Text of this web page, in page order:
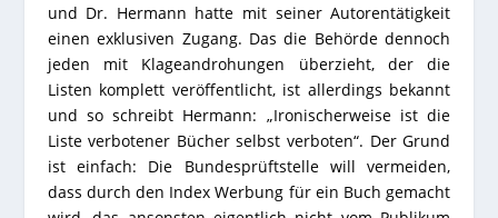
und Dr. Hermann hatte mit seiner Autorentätigkeit
einen exklusiven Zugang. Das die Behörde dennoch
jeden mit Klageandrohungen überzieht, der die
Listen komplett veröffentlicht, ist allerdings bekannt
und so schreibt Hermann: „Ironischerweise ist die
Liste verbotener Bücher selbst verboten“. Der Grund
ist einfach: Die Bundesprüftstelle will vermeiden,
dass durch den Index Werbung für ein Buch gemacht